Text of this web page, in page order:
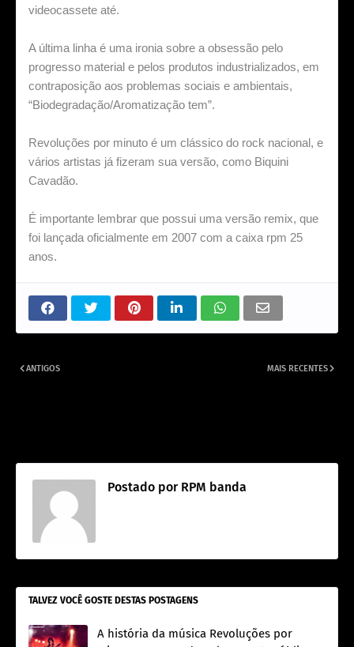
videocassete até.
A última linha é uma ironia sobre a obsessão pelo
progresso material e pelos produtos industrializados, em
contraposição aos problemas sociais e ambientais,
“Biodegradação/Aromatização tem”.
Revoluções por minuto é um clássico do rock nacional, e
vários artistas já fizeram sua versão, como Biquini
Cavadão.
É importante lembrar que possui uma versão remix, que
foi lançada oficialmente em 2007 com a caixa rpm 25
anos.
MAIS RECENTES
ANTIGOS
Postado porRPM banda
TALVEZ VOCÊ GOSTE DESTAS POSTAGENS
A história da música Revoluções por